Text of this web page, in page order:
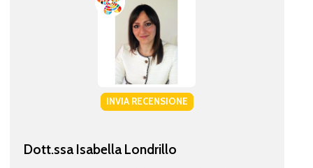
INVIA RECENSIONE
Dott.ssa Isabella Londrillo